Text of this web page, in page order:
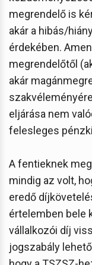
megrendelő is
akár a hibás/
érdekében.
megrendelőtől
akár
eljárása nem
felesleges
A fentieknek
mindig az volt,
eredő
értelemben bele
vállalkozói díj
jogszabály